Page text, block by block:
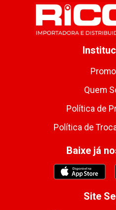
Quem
Política de
Política de
Baixe já
Site